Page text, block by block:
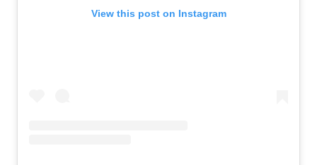
View this post on Instagram